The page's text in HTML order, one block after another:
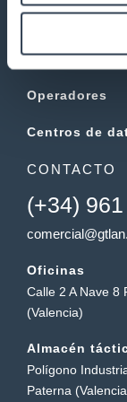
Electrónica
Operadores
Centros de
CONTACTO
(+34)
Oficinas
Calle 2 A Nave 8
(Valencia)
Almacén
Polígono
Paterna